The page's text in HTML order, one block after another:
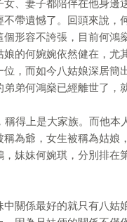
、妻子都陪伴在他身
帶遺憾了。回頭來說
形容不誇張，目前何
的何婉婉依然健在，
，而如今八姑娘深居
弟何鴻燊已經離世了，
得上是大家族。而他
為爺，女生被稱為姑
妹妹何婉琪，分別排
關係最好的就只有八